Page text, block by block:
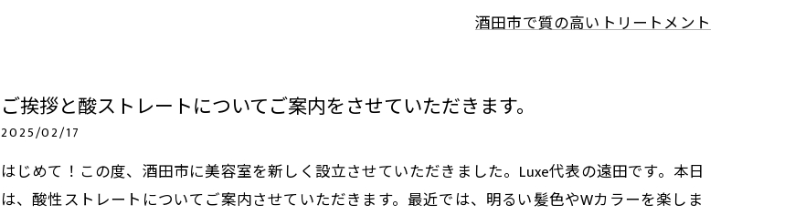
酒田市で質の高いトリートメント
ご挨拶と酸ストレートについてご案内をさせていただきます。
2025/02/17
はじめて！この度、酒田市に美容室を新しく設立させていただきました。Luxe代表の遠田です。本日
は、酸性ストレートについてご案内させていただきます。最近では、明るい髪色やWカラーを楽しま